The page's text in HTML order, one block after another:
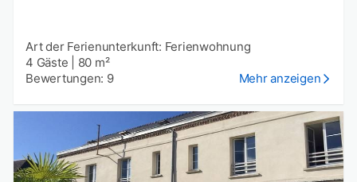
Art der Ferienunterkunft: Ferienwohnung
4 Gäste
80 m²
Bewertungen: 9
Mehr anzeigen